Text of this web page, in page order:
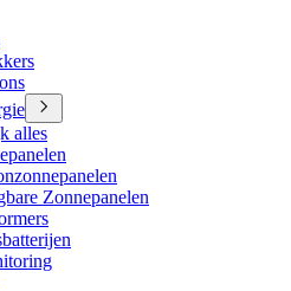
alles
Zonnepanelen